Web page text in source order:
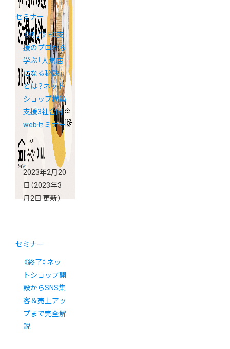
セミナー
《終了》 EC支
援のプロから
学ぶ「人気店
になる秘訣」
とは？ネット
ショップ構築
支援3社合同
webセミナー
2023年2月20
日 （2023年3
月2日 更新）
セミナー
《終了》ネッ
トショップ開
設からSNS集
客＆売上アッ
プまで完全解
説